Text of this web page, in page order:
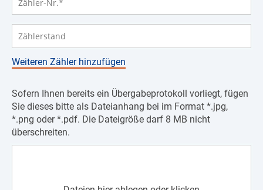
Zählerstand
Weiteren Zähler hinzufügen
Sofern Ihnen bereits ein Übergabeprotokoll vorliegt, fügen
Sie dieses bitte als Dateianhang bei im Format *.jpg,
*.png oder *.pdf. Die Dateigröße darf 8 MB nicht
überschreiten.